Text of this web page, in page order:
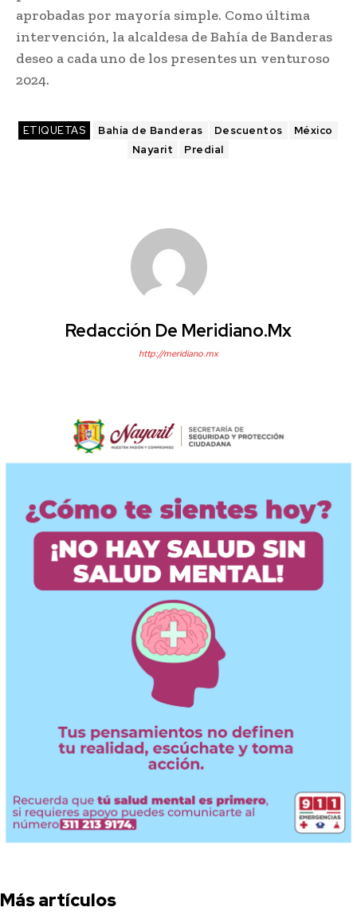
aprobadas por mayoría simple. Como última
intervención, la alcaldesa de Bahía de Banderas
deseo a cada uno de los presentes un venturoso
2024.
ETIQUETAS Bahía de Banderas Descuentos
México
Nayarit
Predial
Redacción De Meridiano.mx
http://meridiano.mx
Más artículos